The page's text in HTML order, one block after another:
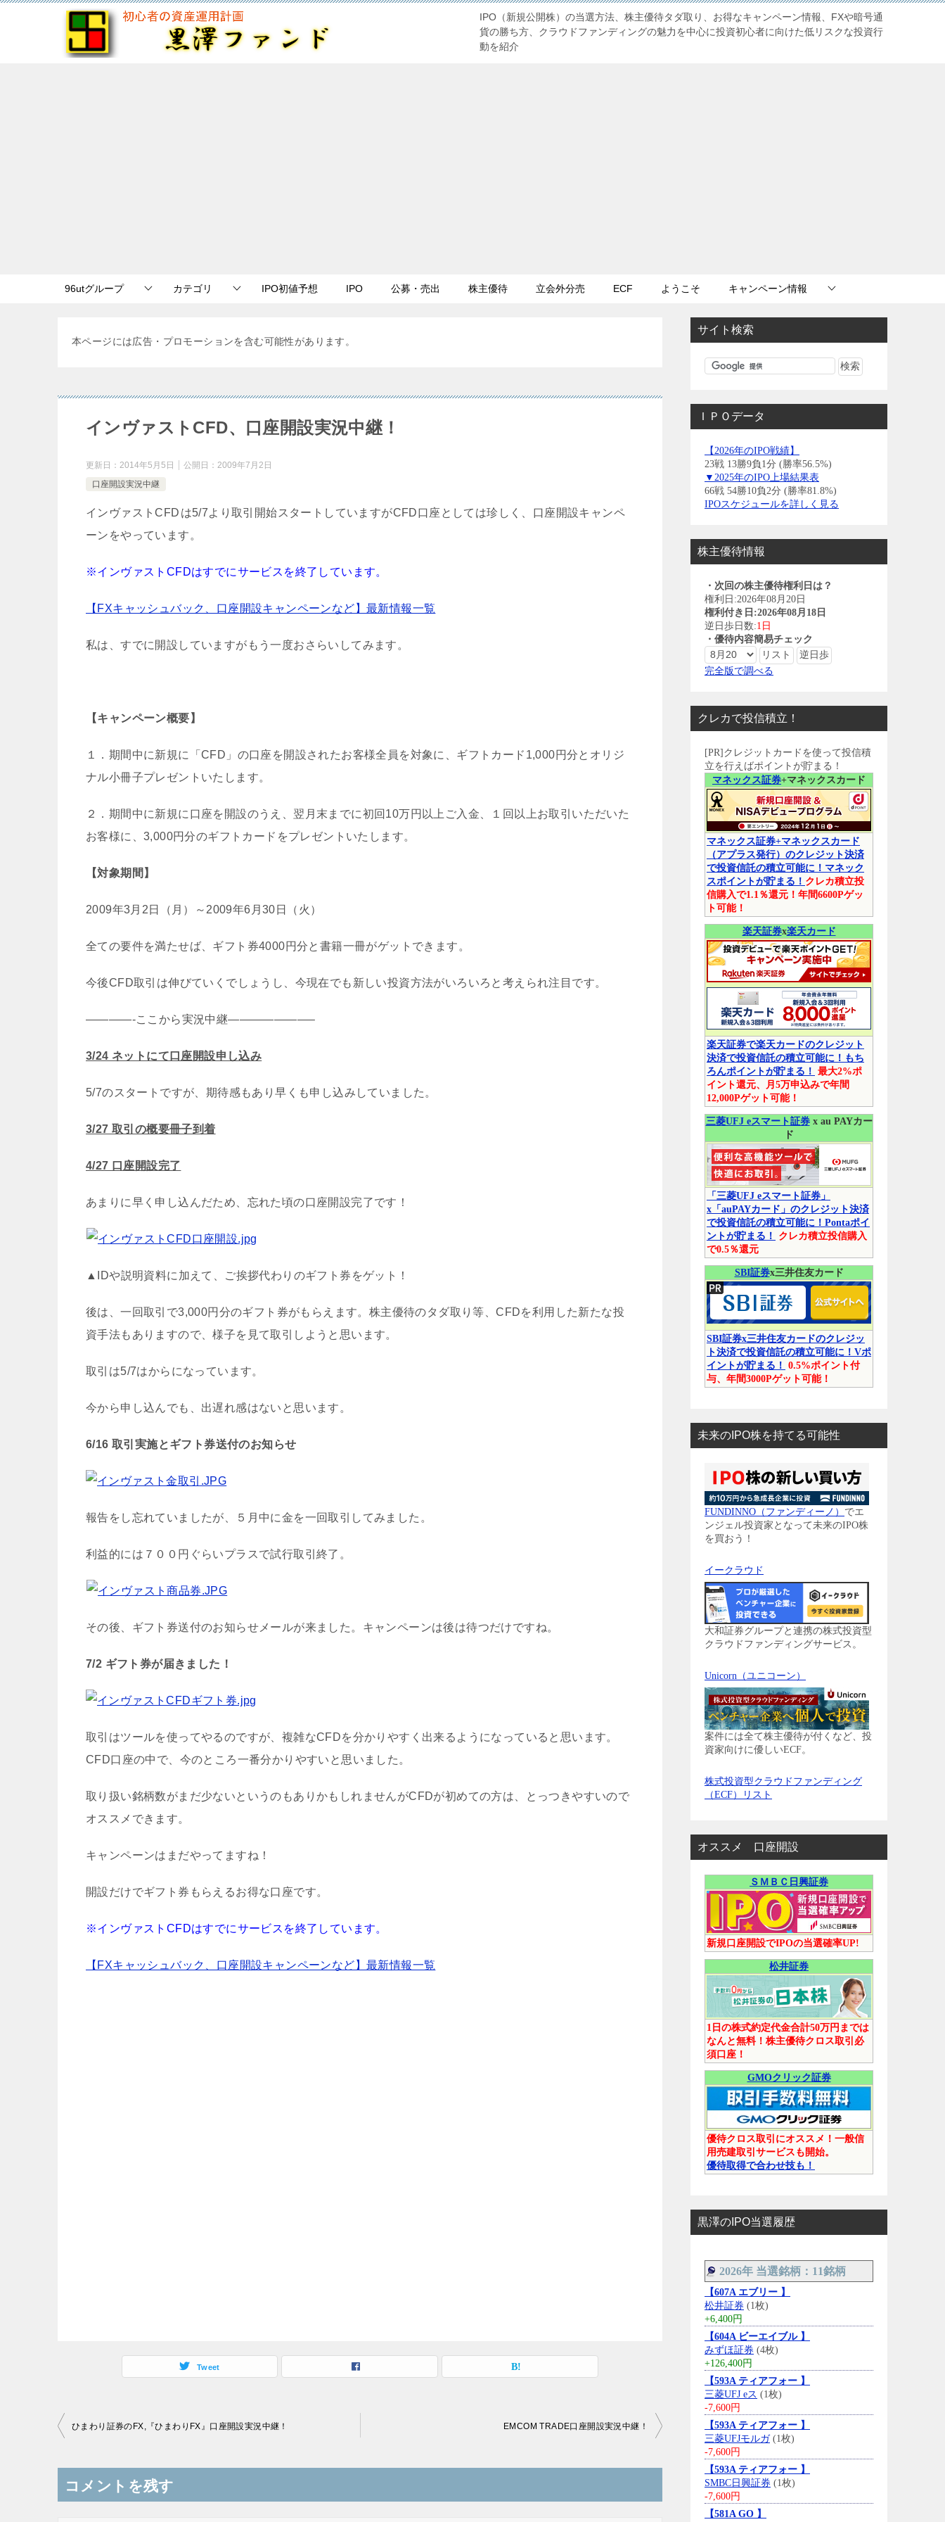
IPO（新規公開株）の当選方法、株主優待タダ取り、お得なキャンペーン情報、FXや暗号通
貨の勝ち方、クラウドファンディングの魅力を中心に投資初心者に向けた低リスクな投資行
動を紹介
96utグループ カテゴリ IPO初値予想 IPO 公募・売出 株主優待 立会外分売 ECF ようこそ キャンペーン情報
本ページには広告・プロモーションを含む可能性があります。
インヴァストCFD、口座開設実況中継！
更新日： 2014年5月5日 公開日： 2009年7月2日
口座開設実況中継
インヴァストCFD は5/7より取引開始スタートしていますがCFD口座としては珍しく、口座開設キャンペ
ーンをやっています。
※インヴァストCFDはすでにサービスを終了しています。
【FXキャッシュバック、口座開設キャンペーンなど】最新情報一覧
私は、すでに開設していますがもう一度おさらいしてみます。
【キャンペーン概要】
１．期間中に新規に「CFD」の口座を開設されたお客様全員を対象に、ギフトカード1,000円分とオリジ
ナル小冊子プレゼントいたします。
２．期間中に新規に口座を開設のうえ、翌月末までに初回10万円以上ご入金、１回以上お取引いただいた
お客様に、3,000円分のギフトカードをプレゼントいたします。
【対象期間】
2009年3月2日（月）～2009年6月30日（火）
全ての要件を満たせば、ギフト券4000円分と書籍一冊がゲットできます。
今後CFD取引は伸びていくでしょうし、今現在でも新しい投資方法がいろいろと考えられ注目です。
————-ここから実況中継———————–
3/24 ネットにて口座開設申し込み
5/7のスタートですが、期待感もあり早くも申し込みしていました。
3/27 取引の概要冊子到着
4/27 口座開設完了
あまりに早く申し込んだため、忘れた頃の口座開設完了です！
▲IDや説明資料に加えて、ご挨拶代わりのギフト券をゲット！
後は、一回取引で3,000円分のギフト券がもらえます。株主優待のタダ取り等、CFDを利用した新たな投
資手法もありますので、様子を見て取引しようと思います。
取引は5/7はからになっています。
今から申し込んでも、出遅れ感はないと思います。
6/16 取引実施とギフト券送付のお知らせ
報告をし忘れていましたが、５月中に金を一回取引してみました。
利益的には７００円ぐらいプラスで試行取引終了。
その後、ギフト券送付のお知らせメールが来ました。キャンペーンは後は待つだけですね。
7/2 ギフト券が届きました！
取引はツールを使ってやるのですが、複雑なCFDを分かりやすく出来るようになっていると思います。
CFD口座の中で、今のところ一番分かりやすいと思いました。
取り扱い銘柄数がまだ少ないというのもありかもしれませんがCFDが初めての方は、とっつきやすいので
オススメできます。
キャンペーンはまだやってますね！
開設だけでギフト券もらえるお得な口座です。
※インヴァストCFDはすでにサービスを終了しています。
【FXキャッシュバック、口座開設キャンペーンなど】最新情報一覧
Tweet
投
ナ
ビ
ひまわり証券のFX,『ひまわりFX』口座開設実況中継！ EMCOM TRADE口座開設実況中継！
コメントを残す
サイト検索
ＩＰＯデータ
【2026年のIPO戦績】
23戦 13勝9負1分 (勝率56.5%)
▼2025年のIPO上場結果表
66戦 54勝10負2分 (勝率81.8%)
IPOスケジュールを詳しく見る
株主優待情報
・次回の株主優待権利日は？
権利日:2026年08月20日
権利付き日:2026年08月18日
逆日歩日数:1日
・優待内容簡易チェック
完全版で調べる
クレカで投信積立！
[PR]クレジットカードを使って投信積
立を行えばポイントが貯まる！
マネックス証券+マネックスカード
マネックス証券+マネックスカード
（アプラス発行）のクレジット決済
で投資信託の積立可能に！マネック
スポイントが貯まる！ クレカ積立投
信購入で1.1％還元！年間6600Pゲッ
ト可能！
楽天証券x楽天カード
楽天証券で楽天カードのクレジット
決済で投資信託の積立可能に！もち
ろんポイントが貯まる！ 最大2%ポ
イント還元、月5万申込みで年間
12,000Pゲット可能！
三菱UFJ eスマート証券x au PAYカー
ド
「三菱UFJ eスマート証券」
x「auPAYカード」のクレジット決済
で投資信託の積立可能に！Pontaポイ
ントが貯まる！
クレカ積立投信購入
で0.5％還元
SBI証券x三井住友カード
SBI証券x三井住友カードのクレジッ
ト決済で投資信託の積立可能に！Vポ
イントが貯まる！ 0.5%ポイント付
与、年間3000Pゲット可能！
未来のIPO株を持てる可能性
FUNDINNO（ファンディーノ） でエ
ンジェル投資家となって未来のIPO株
を買おう！
イークラウド
大和証券グループと連携の株式投資型
クラウドファンディングサービス。
Unicorn（ユニコーン）
案件には全て株主優待が付くなど、投
資家向けに優しいECF。
株式投資型クラウドファンディング
（ECF）リスト
オススメ 口座開設
ＳＭＢＣ日興証券
新規口座開設でIPOの当選確率UP!
松井証券
1日の株式約定代金合計50万円までは
なんと無料！株主優待クロス取引必
須口座！
GMOクリック証券
優待クロス取引にオススメ！一般信
用売建取引サービスも開始。
優待取得で合わせ技も！
黒澤のIPO当選履歴
2026年 当選銘柄：11銘柄
【607A エブリー 】
松井証券 (1枚)
+6,400円
【604A ビーエイブル 】
みずほ証券 (4枚)
+126,400円
【593A ティアフォー 】
三菱UFJ eス (1枚)
-7,600円
【593A ティアフォー 】
三菱UFJモルガ(1枚)
-7,600円
【593A ティアフォー 】
SMBC日興証券 (1枚)
-7,600円
【581A GO 】